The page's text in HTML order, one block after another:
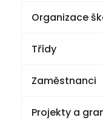
Organizace
Třídy
2025-26
1. třída
Zaměstnanci
Projekty a